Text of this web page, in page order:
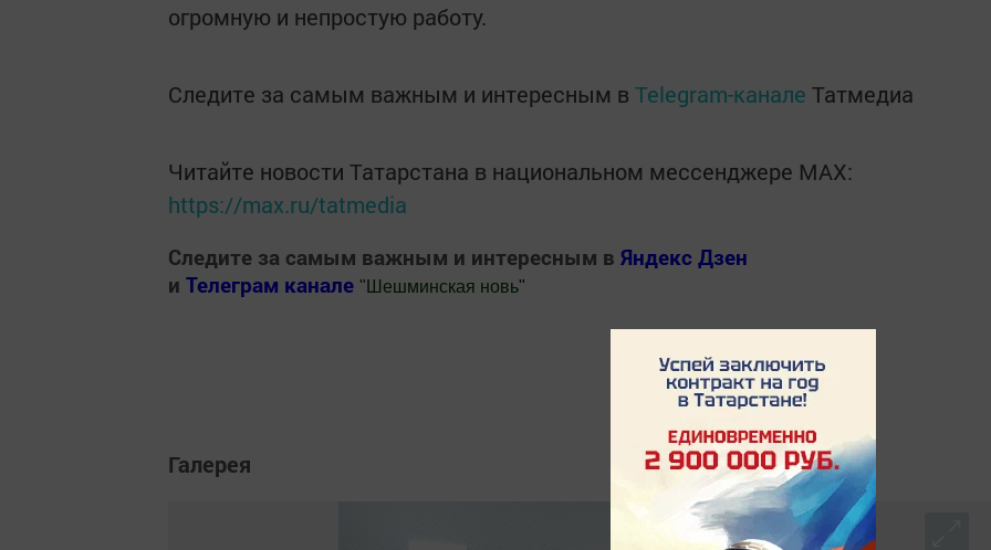
огромную и непростую работу.
Следите за самым важным и интересным в Telegram-канале Татмедиа
Читайте новости Татарстана в национальном мессенджере MАХ:
https://max.ru/tatmedia
Следите за самым важным и интересным в Яндекс Дзен
и Телеграм канале " Шешминская новь"
Галерея